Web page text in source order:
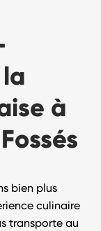
à
bien plus
culinaire
transporte au